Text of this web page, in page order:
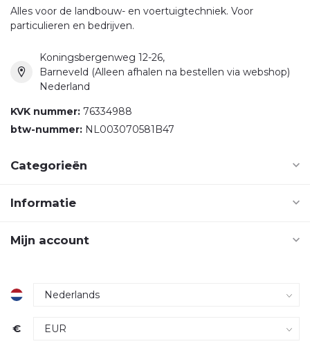
Alles voor de landbouw- en voertuigtechniek. Voor
particulieren en bedrijven.
Koningsbergenweg 12-26,
Barneveld (Alleen afhalen na bestellen via webshop)
Nederland
KVK nummer: 76334988
btw-nummer: NL003070581B47
Categorieën
Informatie
Mijn account
€